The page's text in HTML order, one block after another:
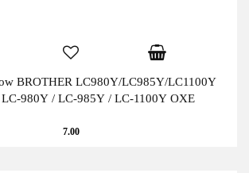
BROTHER LC980Y/LC985Y/LC1100Y
980Y / LC-985Y / LC-1100Y OXE
7.00